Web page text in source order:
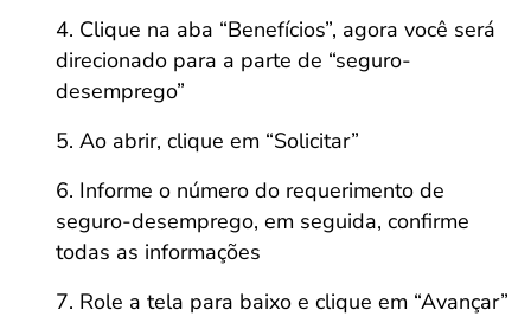
Clique na aba “Benefícios”, agora você será
direcionado para a parte de “seguro-
desemprego”
Ao abrir, clique em “Solicitar”
Informe o número do requerimento de
seguro-desemprego, em seguida, confirme
todas as informações
Role a tela para baixo e clique em “Avançar”